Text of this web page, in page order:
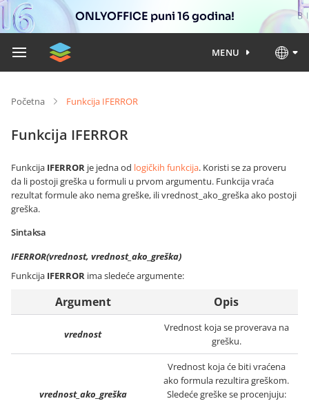
ONLYOFFICE puni 16 godina!
MENU
Početna Funkcija IFERROR
Funkcija IFERROR
Funkcija IFERROR je jedna od logičkih funkcija. Koristi se za proveru
da li postoji greška u formuli u prvom argumentu. Funkcija vraća
rezultat formule ako nema greške, ili vrednost_ako_greška ako postoji
greška.
Sintaksa
IFERROR(vrednost, vrednost_ako_greška)
Funkcija IFERROR ima sledeće argumente:
Argument Opis
vrednost
Vrednost koja se proverava na
grešku.
vrednost_ako_greška
Vrednost koja će biti vraćena
ako formula rezultira greškom.
Sledeće greške se procenjuju: